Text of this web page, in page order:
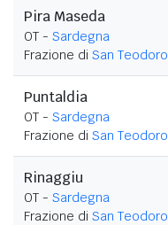
Pira Maseda
OT - Sardegna
Frazione di San Teodoro
Puntaldia
OT - Sardegna
Frazione di San Teodoro
Rinaggiu
OT - Sardegna
Frazione di San Teodoro